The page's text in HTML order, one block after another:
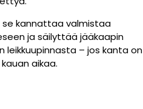
se kannattaa valmistaa
ja säilyttää jääkaapin
leikkuupinnasta – jos kanta on
aikaa.